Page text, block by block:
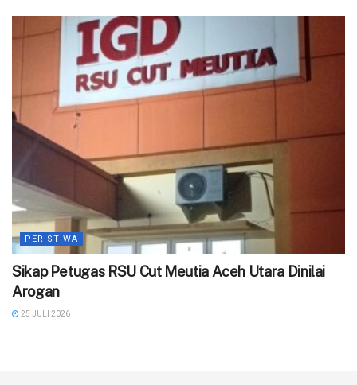
PERISTIWA
‎Sikap Petugas RSU Cut Meutia Aceh Utara Dinilai
Arogan
25 JULI 2026